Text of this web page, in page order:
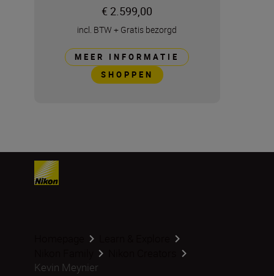
€ 2.599,00
incl. BTW + Gratis bezorgd
MEER INFORMATIE
SHOPPEN
Kevin Meynier